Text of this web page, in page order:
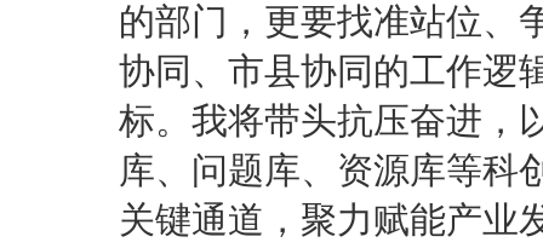
的部门，更要找准站位、
协同、市县协同的工作逻
标。我将带头抗压奋进，
库、问题库、资源库等科
关键通道，聚力赋能产业